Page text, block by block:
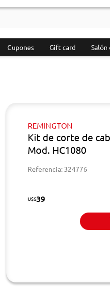
Cupones Gift card
REMINGTON
Kit de corte de
Mod. HC1080
Referencia: 324776
U$S39